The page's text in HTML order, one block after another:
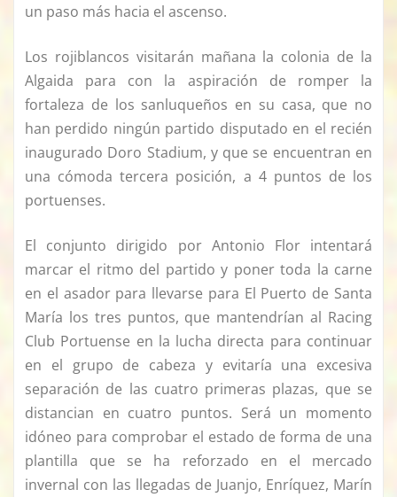
un paso más hacia el ascenso.
Los rojiblancos visitarán mañana la colonia de la
Algaida para con la aspiración de romper la
fortaleza de los sanluqueños en su casa, que no
han perdido ningún partido disputado en el recién
inaugurado Doro Stadium, y que se encuentran en
una cómoda tercera posición, a 4 puntos de los
portuenses.
El conjunto dirigido por Antonio Flor intentará
marcar el ritmo del partido y poner toda la carne
en el asador para llevarse para El Puerto de Santa
María los tres puntos, que mantendrían al Racing
Club Portuense en la lucha directa para continuar
en el grupo de cabeza y evitaría una excesiva
separación de las cuatro primeras plazas, que se
distancian en cuatro puntos. Será un momento
idóneo para comprobar el estado de forma de una
plantilla que se ha reforzado en el mercado
invernal con las llegadas de Juanjo, Enríquez, Marín